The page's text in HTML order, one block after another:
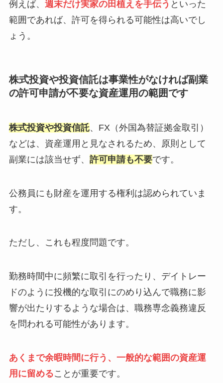
例えば、 週末だけ実家の田植えを手伝う といった
範囲であれば、許可を得られる可能性は高いでし
ょう。
株式投資や投資信託は事業性がなければ副業
の許可申請が不要な資産運用の範囲です
株式投資や投資信託、FX（外国為替証拠金取引）
などは、資産運用と見なされるため、原則として
副業には該当せず、 許可申請も不要です。
公務員にも財産を運用する権利は認められていま
す。
ただし、これも程度問題です。
勤務時間中に頻繁に取引を行ったり、デイトレー
ドのように投機的な取引にのめり込んで職務に影
響が出たりするような場合は、職務専念義務違反
を問われる可能性があります。
あくまで余暇時間に行う、一般的な範囲の資産運
用に留めることが重要です。